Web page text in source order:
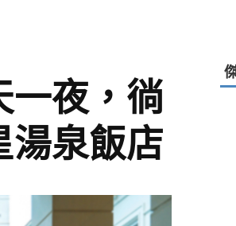
一夜，徜
湯泉飯店